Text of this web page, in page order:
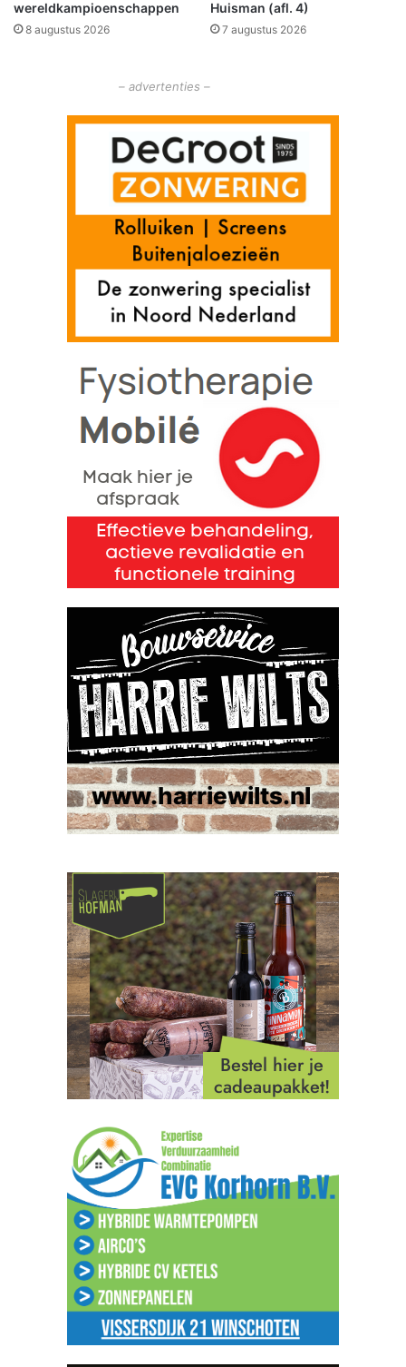
r
p
e
r
wereldkampioenschappen
8 augustus 2026
Huisman (afl. 4)
7 augustus 2026
– advertenties –